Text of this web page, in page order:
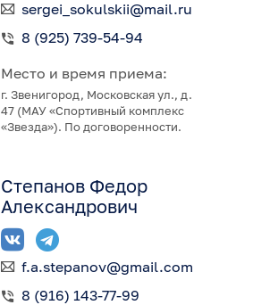
sergei_sokulskii@mail.ru
8 (925) 739-54-94
Место и время приема:
г. Звенигород, Московская ул., д.
47 (МАУ «Спортивный комплекс
«Звезда»). По договоренности.
Степанов Федор
Александрович
f.a.stepanov@gmail.com
8 (916) 143-77-99